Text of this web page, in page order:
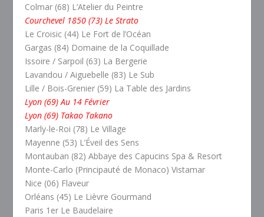
Colmar (68) L’Atelier du Peintre
Courchevel 1850 (73) Le Strato
Le Croisic (44) Le Fort de l’Océan
Gargas (84) Domaine de la Coquillade
Issoire / Sarpoil (63) La Bergerie
Lavandou / Aiguebelle (83) Le Sub
Lille / Bois-Grenier (59) La Table des Jardins
Lyon (69) Au 14 Février
Lyon (69) Takao Takano
Marly-le-Roi (78) Le Village
Mayenne (53) L’Éveil des Sens
Montauban (82) Abbaye des Capucins Spa & Resort
Monte-Carlo (Principauté de Monaco) Vistamar
Nice (06) Flaveur
Orléans (45) Le Lièvre Gourmand
Paris 1er Le Baudelaire